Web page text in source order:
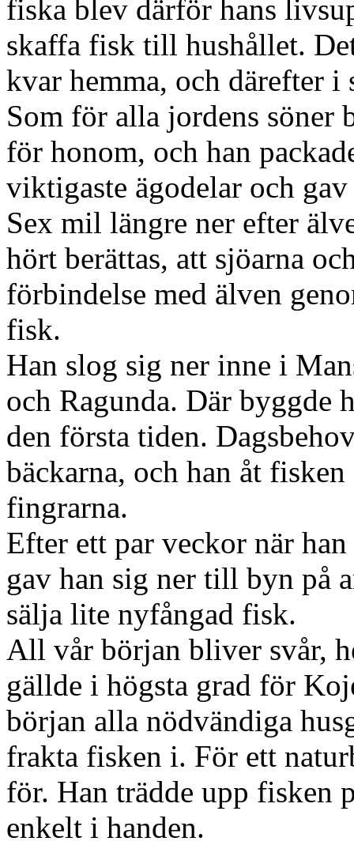
fiska blev därför hans
skaffa fisk till hushållet.
kvar hemma, och därefter
Som för alla jordens söner
för honom, och han
viktigaste ägodelar och
Sex mil längre ner efter
hört berättas, att sjöarna
förbindelse med älven
fisk.
Han slog sig ner inne i
och Ragunda. Där
den första tiden.
bäckarna, och han åt
fingrarna.
Efter ett par veckor när
gav han sig ner till byn på
sälja lite nyfångad fisk.
All vår början bliver svår,
gällde i högsta grad för
början alla nödvändiga
frakta fisken i. För ett
för. Han trädde upp fisken
enkelt i handen.